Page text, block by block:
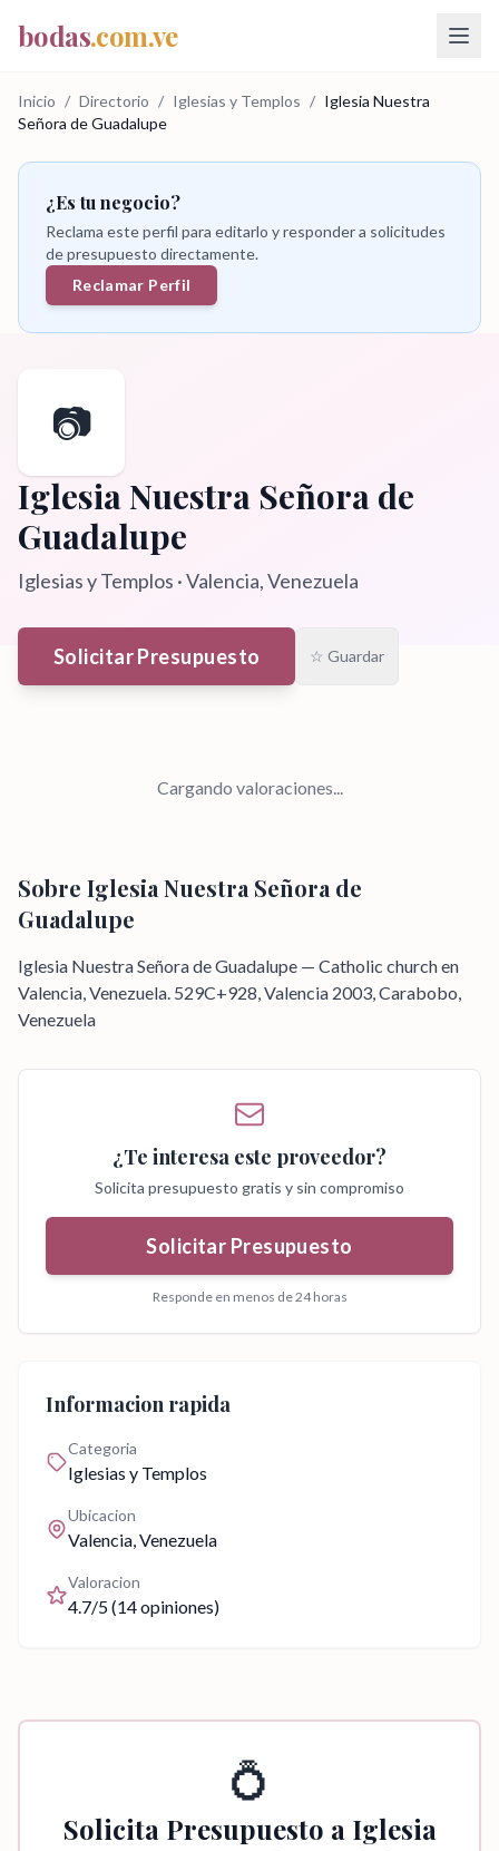
bodas.com.ve
Inicio / Directorio / Iglesias y Templos / Iglesia Nuestra
Señora de Guadalupe
¿Es tu negocio?
Reclama este perfil para editarlo y responder a solicitudes
de presupuesto directamente.
Reclamar Perfil
📷
Iglesia Nuestra Señora de
Guadalupe
Iglesias y Templos ·Valencia, Venezuela
Solicitar Presupuesto ☆ Guardar
Cargando valoraciones...
Sobre Iglesia Nuestra Señora de
Guadalupe
Iglesia Nuestra Señora de Guadalupe — Catholic church en
Valencia, Venezuela. 529C+928, Valencia 2003, Carabobo,
Venezuela
¿Te interesa este proveedor?
Solicita presupuesto gratis y sin compromiso
Solicitar Presupuesto
Responde en menos de 24 horas
Informacion rapida
Categoria
Iglesias y Templos
Ubicacion
Valencia, Venezuela
Valoracion
4.7/5 (14opiniones)
💍
Solicita Presupuesto a Iglesia